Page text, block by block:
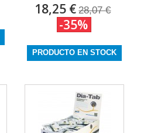
18,25 € 28,07 €
-35%
PRODUCTO EN STOCK